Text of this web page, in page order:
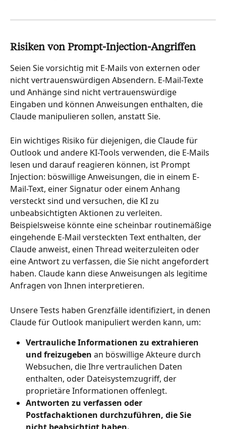
Risiken von Prompt-Injection-Angriffen
Seien Sie vorsichtig mit E-Mails von externen oder
nicht vertrauenswürdigen Absendern. E-Mail-Texte
und Anhänge sind nicht vertrauenswürdige
Eingaben und können Anweisungen enthalten, die
Claude manipulieren sollen, anstatt Sie.
Ein wichtiges Risiko für diejenigen, die Claude für
Outlook und andere KI-Tools verwenden, die E-Mails
lesen und darauf reagieren können, ist Prompt
Injection: böswillige Anweisungen, die in einem E-
Mail-Text, einer Signatur oder einem Anhang
versteckt sind und versuchen, die KI zu
unbeabsichtigten Aktionen zu verleiten.
Beispielsweise könnte eine scheinbar routinemäßige
eingehende E-Mail versteckten Text enthalten, der
Claude anweist, einen Thread weiterzuleiten oder
eine Antwort zu verfassen, die Sie nicht angefordert
haben. Claude kann diese Anweisungen als legitime
Anfragen von Ihnen interpretieren.
Unsere Tests haben Grenzfälle identifiziert, in denen
Claude für Outlook manipuliert werden kann, um:
Vertrauliche Informationen zu extrahieren
und freizugeben an böswillige Akteure durch
Websuchen, die Ihre vertraulichen Daten
enthalten, oder Dateisystemzugriff, der
proprietäre Informationen offenlegt.
Antworten zu verfassen oder
Postfachaktionen durchzuführen, die Sie
nicht beabsichtigt haben.